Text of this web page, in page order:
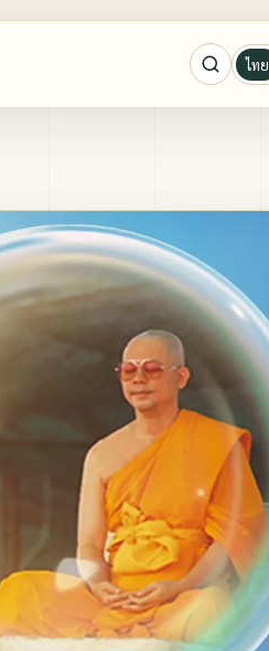
ราบ
บมาร
นทร์ ขนนกยูง
ไทย